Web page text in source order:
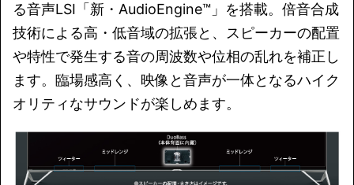
る音声LSI「新・AudioEngine™」を搭載。倍音合成
技術による高・低音域の拡張と、スピーカーの配置
や特性で発生する音の周波数や位相の乱れを補正し
ます。臨場感高く、映像と音声が一体となるハイク
オリティなサウンドが楽しめます。